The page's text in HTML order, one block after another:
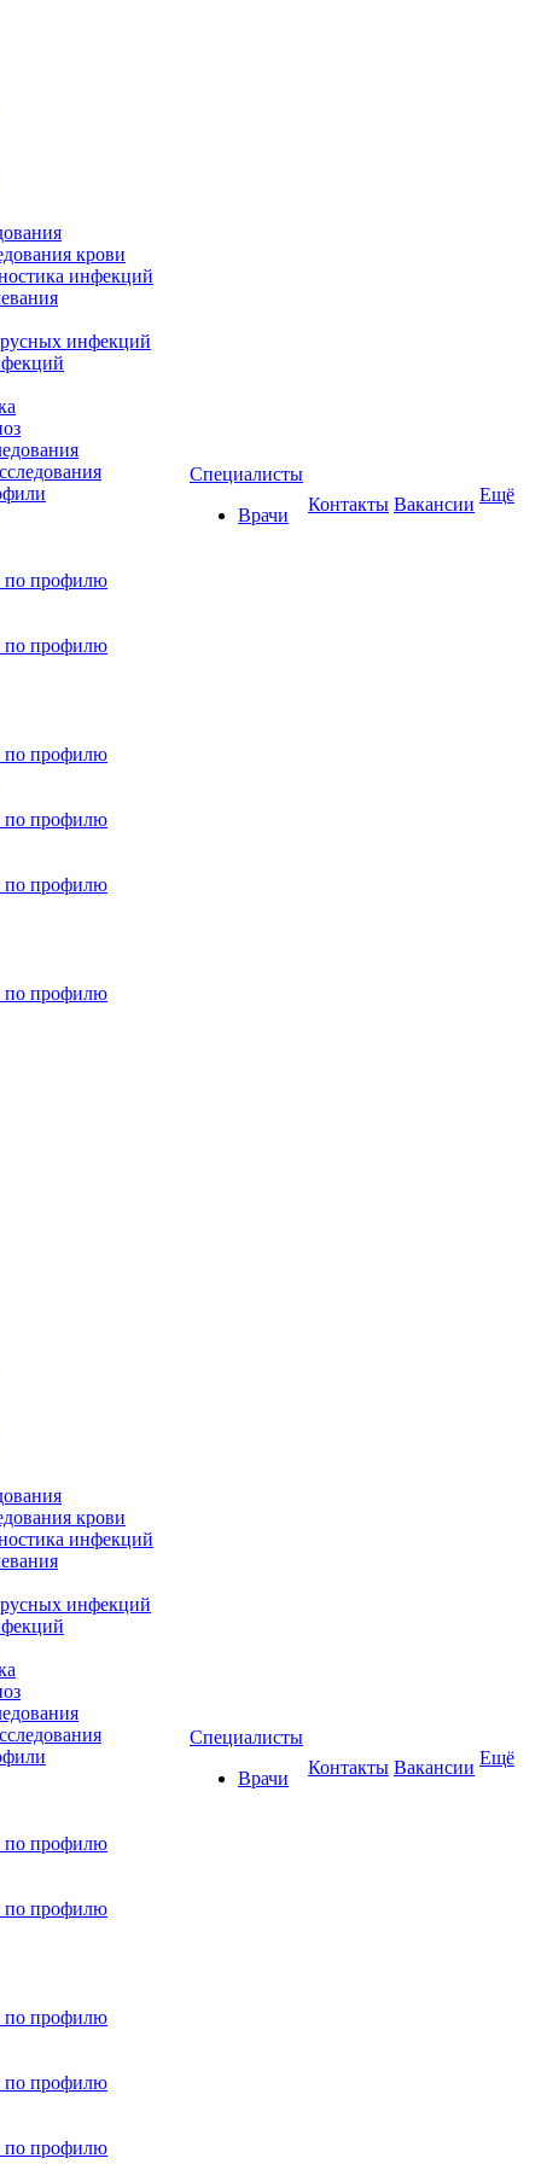
крови
инфекций
инфекций
по профилю
по профилю
по профилю
по профилю
по профилю
по профилю
Специалисты
Врачи
Контакты Вакансии Ещё
крови
инфекций
инфекций
по профилю
по профилю
по профилю
по профилю
по профилю
Специалисты
Врачи
Контакты Вакансии Ещё